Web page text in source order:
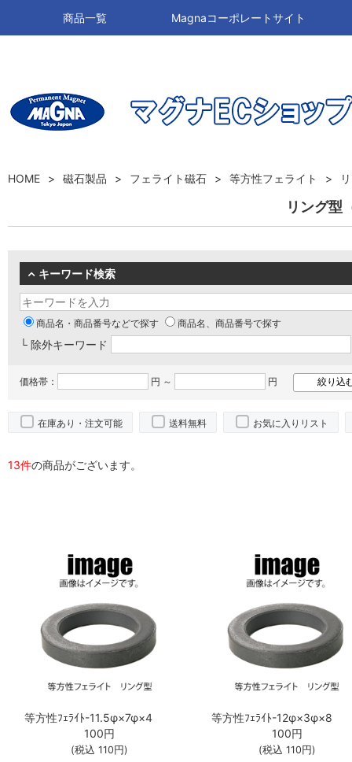
商品一覧 Magnaコーポレートサイト
HOME 磁石製品 フェライト磁石 等方性フェライト
リング型
キーワード検索
商品名・商品番号などで探す 商品名、商品番号で探す
└ 除外キーワード
価格帯： 円 ～ 円
在庫あり・注文可能 送料無料 お気に入りリスト
13件の商品がございます。
等方性ﾌｪﾗｲﾄ-11.5φ×7φ×4
100円
(税込110円)
等方性ﾌｪﾗｲﾄ-12φ×3φ×8
100円
(税込 110円)